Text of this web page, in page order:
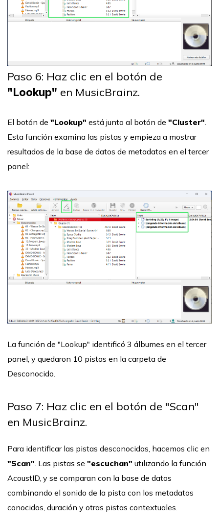
Paso 6: Haz clic en el botón de
"Lookup" en MusicBrainz.
El botón de "Lookup" está junto al botón de "Cluster".
Esta función examina las pistas y empieza a mostrar
resultados de la base de datos de metadatos en el tercer
panel:
La función de "Lookup" identificó 3 álbumes en el tercer
panel, y quedaron 10 pistas en la carpeta de
Desconocido.
Paso 7: Haz clic en el botón de "Scan"
en MusicBrainz.
Para identificar las pistas desconocidas, hacemos clic en
"Scan". Las pistas se "escuchan" utilizando la función
AcoustID, y se comparan con la base de datos
combinando el sonido de la pista con los metadatos
conocidos, duración y otras pistas contextuales.